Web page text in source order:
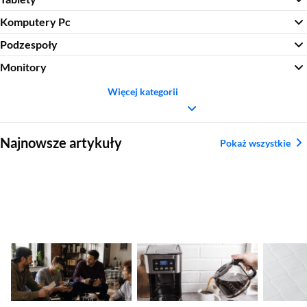
Komputery Pc
Podzespoły
Monitory
Więcej kategorii
Najnowsze artykuły Pokaż wszystkie
Prezent na kawalerski
– najlepsze pomysły
dla pana młodego
Najlepszy ekspres
przelewowy – ranking
2026